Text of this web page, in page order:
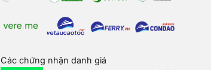
Các chứng nhận danh giá